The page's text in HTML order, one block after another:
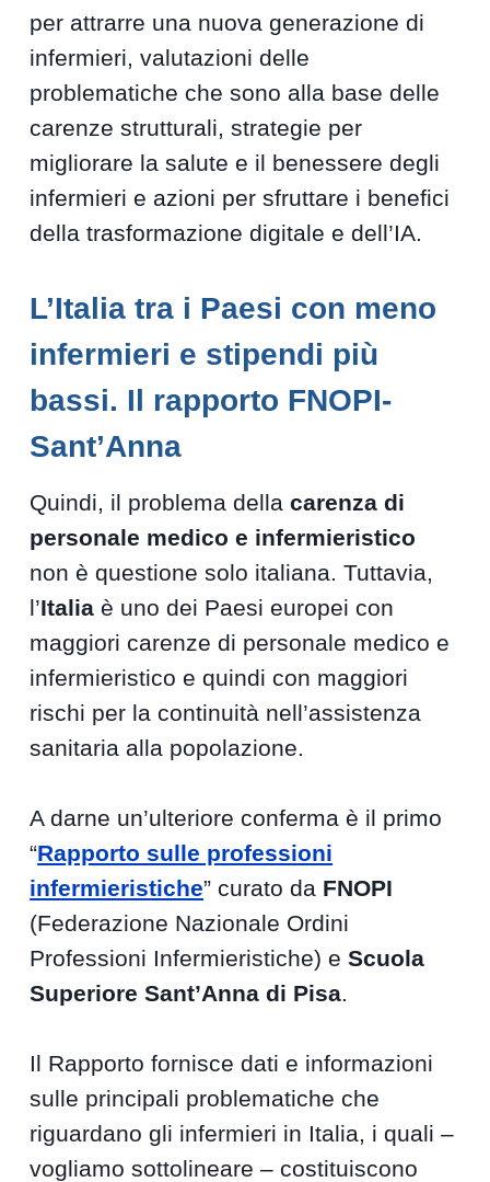
per attrarre una nuova generazione di
infermieri, valutazioni delle
problematiche che sono alla base delle
carenze strutturali, strategie per
migliorare la salute e il benessere degli
infermieri e azioni per sfruttare i benefici
della trasformazione digitale e dell’IA.
L’Italia tra i Paesi con meno
infermieri e stipendi più
bassi. Il rapporto FNOPI-
Sant’Anna
Quindi, il problema dellacarenza di
personale medico e infermieristico
non è questione solo italiana. Tuttavia,
l’Italia è uno dei Paesi europei con
maggiori carenze di personale medico e
infermieristico e quindi con maggiori
rischi per la continuità nell’assistenza
sanitaria alla popolazione.
A darne un’ulteriore conferma è il primo
“Rapporto sulle professioni
infermieristiche” curato da FNOPI
(Federazione Nazionale Ordini
Professioni Infermieristiche) eScuola
Superiore Sant’Anna di Pisa
Il Rapporto fornisce dati e informazioni
sulle principali problematiche che
riguardano gli infermieri in Italia, i quali –
vogliamo sottolineare – costituiscono